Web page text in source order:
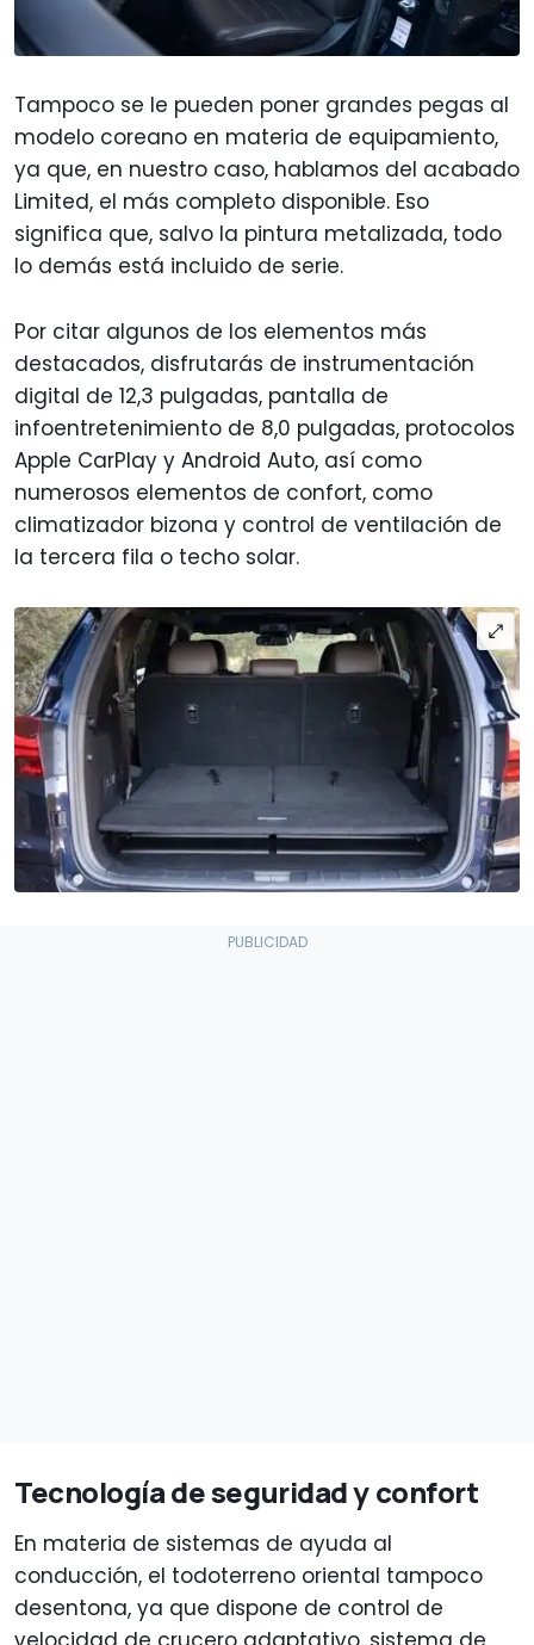
Tampoco se le pueden poner grandes pegas al
modelo coreano en materia de equipamiento,
ya que, en nuestro caso, hablamos del acabado
Limited, el más completo disponible. Eso
significa que, salvo la pintura metalizada, todo
lo demás está incluido de serie.
Por citar algunos de los elementos más
destacados, disfrutarás de instrumentación
digital de 12,3 pulgadas, pantalla de
infoentretenimiento de 8,0 pulgadas, protocolos
Apple CarPlay y Android Auto, así como
numerosos elementos de confort, como
climatizador bizona y control de ventilación de
la tercera fila o techo solar.
Tecnología de seguridad y confort
En materia de sistemas de ayuda al
conducción, el todoterreno oriental tampoco
desentona, ya que dispone de control de